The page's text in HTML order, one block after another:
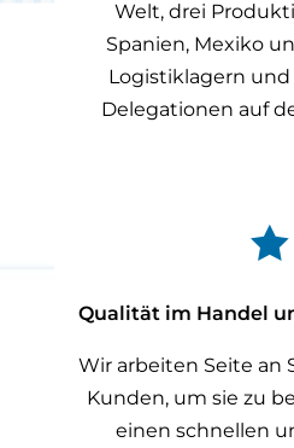
Welt, drei
Spanien, Mexiko
Logistiklagern
Delegationen auf

Qualität im Handel
Wir arbeiten Seite an
Kunden, um sie zu
einen schnellen